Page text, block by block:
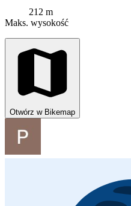
212 m
Maks. wysokość
Otwórz w Bikemap